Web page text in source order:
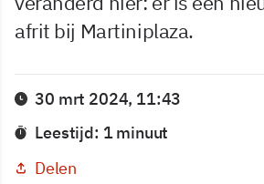
afrit bij Martiniplaza.
30 mrt 2024, 11:43
Leestijd: 1 minuut
Delen